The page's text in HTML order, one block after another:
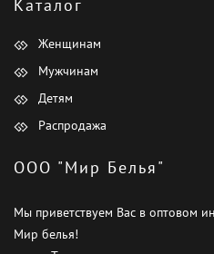
Каталог
Женщинам
Мужчинам
Детям
Распродажа
ООО "Мир Белья"
Мы приветствуем Вас в оптовом
Мир белья!